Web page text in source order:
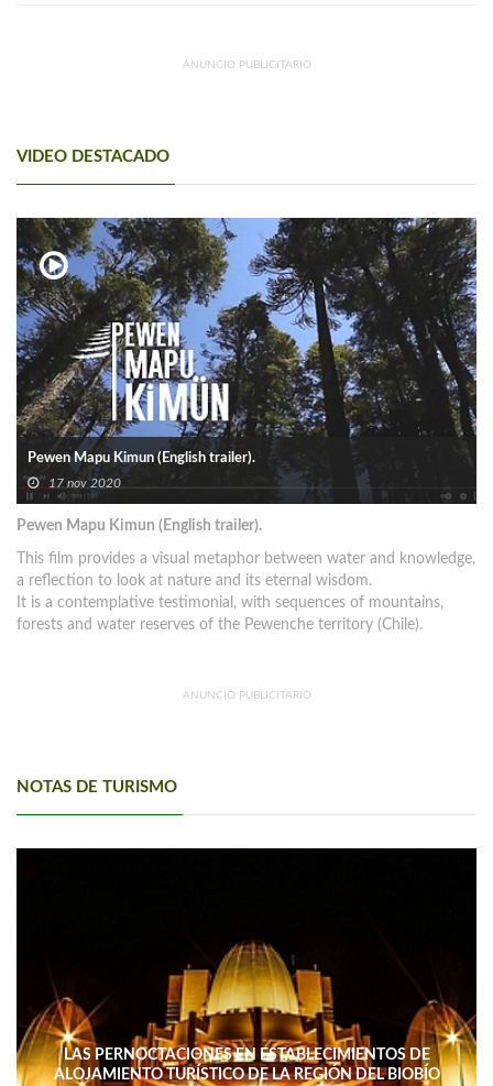
ANUNCIO PUBLICITARIO
VIDEO DESTACADO
Pewen Mapu Kimun (English trailer).
17 nov 2020
Pewen Mapu Kimun (English trailer).
This film provides a visual metaphor between water and knowledge,
a reflection to look at nature and its eternal wisdom.
It is a contemplative testimonial, with sequences of mountains,
forests and water reserves of the Pewenche territory (Chile).
ANUNCIO PUBLICITARIO
NOTAS DE TURISMO
LAS PERNOCTACIONES EN ESTABLECIMIENTOS DE
ALOJAMIENTO TURÍSTICO DE LA REGIÓN DEL BIOBÍO